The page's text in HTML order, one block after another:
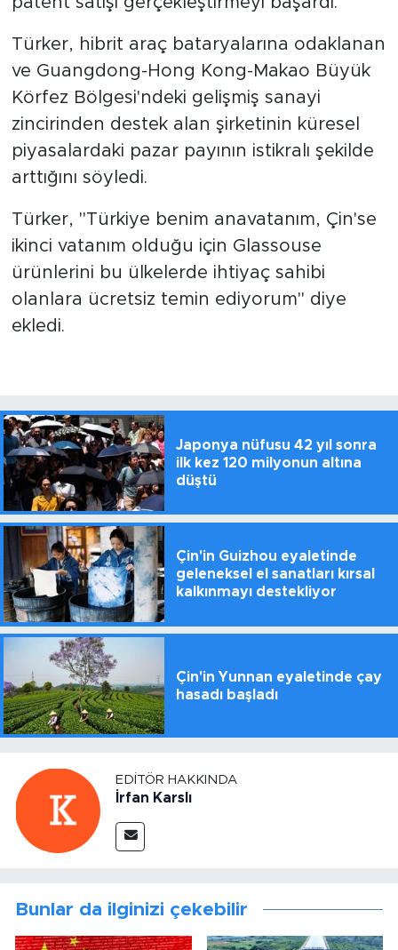
Türker, hibrit araç bataryalarına odaklanan
ve Guangdong-Hong Kong-Makao Büyük
Körfez Bölgesi'ndeki gelişmiş sanayi
zincirinden destek alan şirketinin küresel
piyasalardaki pazar payının istikralı şekilde
arttığını söyledi.
Türker, "Türkiye benim anavatanım, Çin'se
ikinci vatanım olduğu için Glassouse
ürünlerini bu ülkelerde ihtiyaç sahibi
olanlara ücretsiz temin ediyorum" diye
ekledi.
Japonya nüfusu 42 yıl sonra
ilk kez 120 milyonun altına
düştü
Çin'in Guizhou eyaletinde
geleneksel el sanatları kırsal
kalkınmayı destekliyor
Çin'in Yunnan eyaletinde çay
hasadı başladı
EDITÖR HAKKINDA
İrfan Karslı
Bunlar da ilginizi çekebilir